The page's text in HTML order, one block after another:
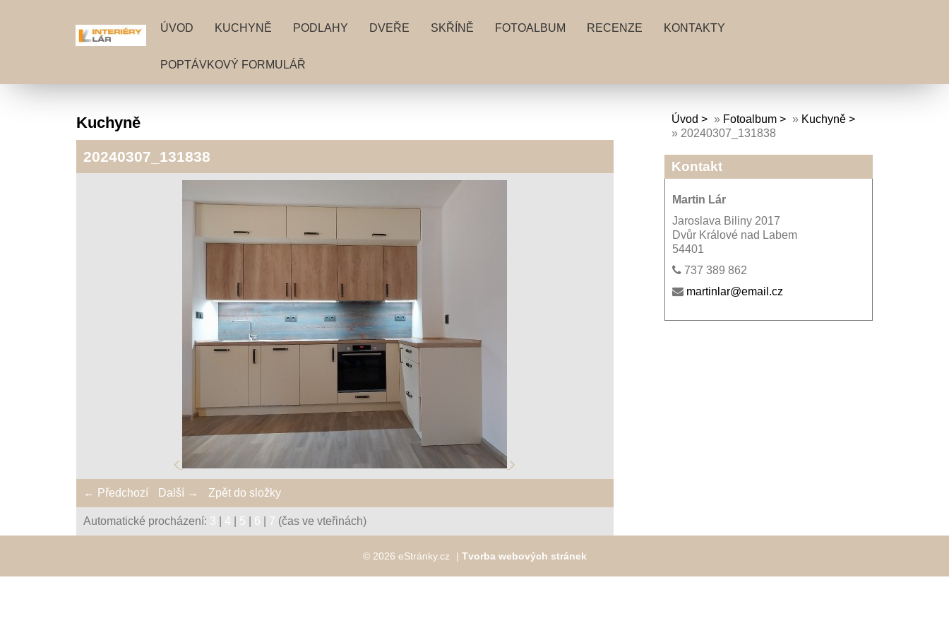
ÚVOD KUCHYNĚ PODLAHY DVEŘE SKŘÍNĚ FOTOALBUM RECENZE KONTAKTY
POPTÁVKOVÝ FORMULÁŘ
Kuchyně
20240307_131838
← Předchozí Další → Zpět do složky
Automatické procházení: 3 4 5 6 7 (čas ve vteřinách)
Úvod » Fotoalbum » Kuchyně
» 20240307_131838
Kontakt
Martin Lár
Jaroslava Biliny 2017
Dvůr Králové nad Labem
54401
737 389 862
martinlar@email.cz
© 2026 eStránky.cz | Tvorba webových stránek